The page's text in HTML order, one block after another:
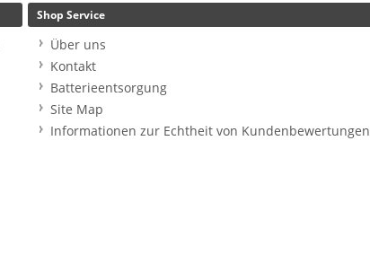
Shop Service
Über uns
Kontakt
Batterieentsorgung
Site Map
Informationen zur Echtheit von Kundenbewertungen